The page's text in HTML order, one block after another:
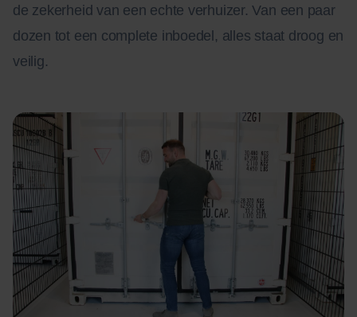
de zekerheid van een echte verhuizer. Van een paar
dozen tot een complete inboedel, alles staat droog en
veilig.